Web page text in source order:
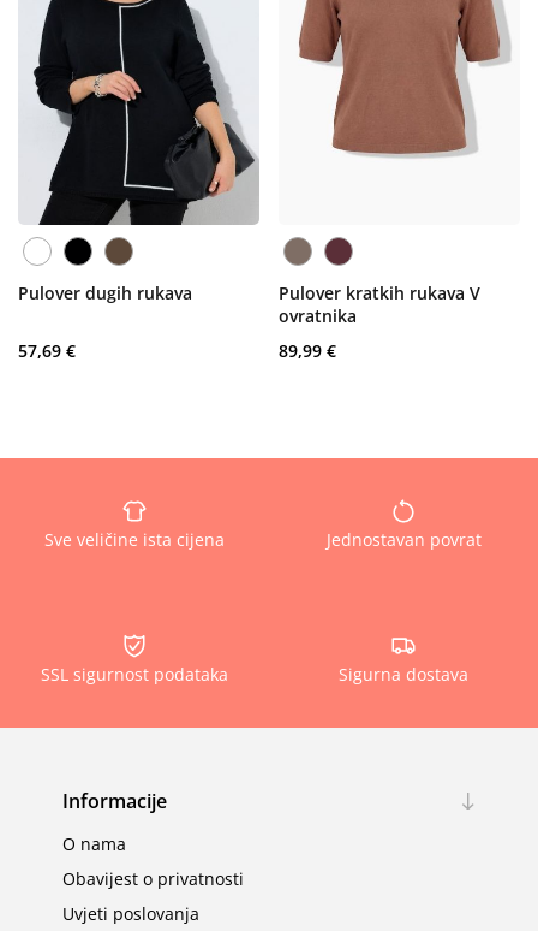
Pulover dugih rukava
57,69 €
Pulover kratkih rukava V
ovratnika
89,99 €
Sve veličine ista cijena Jednostavan povrat
SSL sigurnost podataka Sigurna dostava
Informacije
O nama
Obavijest o privatnosti
Uvjeti poslovanja